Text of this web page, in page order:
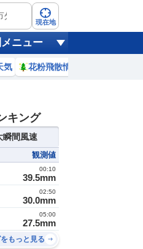
現在地
ニュー
気 花粉飛散情報
キング
瞬間風速
観測値
39.5mm
00:10
30.0mm
02:50
27.5mm
05:00
もっと見る